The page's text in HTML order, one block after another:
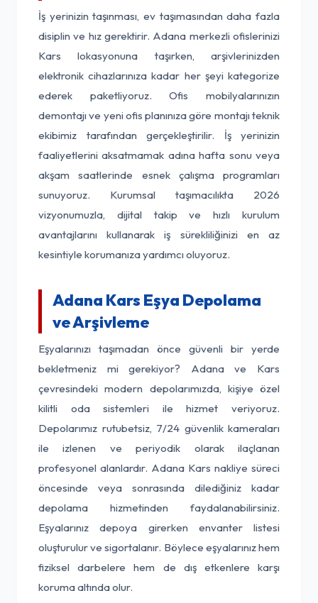
İş yerinizin taşınması, ev taşımasından daha fazla
disiplin ve hız gerektirir. Adana merkezli ofislerinizi
Kars lokasyonuna taşırken, arşivlerinizden
elektronik cihazlarınıza kadar her şeyi kategorize
ederek paketliyoruz. Ofis mobilyalarınızın
demontajı ve yeni ofis planınıza göre montajı teknik
ekibimiz tarafından gerçekleştirilir. İş yerinizin
faaliyetlerini aksatmamak adına hafta sonu veya
akşam saatlerinde esnek çalışma programları
sunuyoruz. Kurumsal taşımacılıkta 2026
vizyonumuzla, dijital takip ve hızlı kurulum
avantajlarını kullanarak iş sürekliliğinizi en az
kesintiyle korumanıza yardımcı oluyoruz.
Adana Kars Eşya Depolama
ve Arşivleme
Eşyalarınızı taşımadan önce güvenli bir yerde
bekletmeniz mi gerekiyor? Adana ve Kars
çevresindeki modern depolarımızda, kişiye özel
kilitli oda sistemleri ile hizmet veriyoruz.
Depolarımız rutubetsiz, 7/24 güvenlik kameraları
ile izlenen ve periyodik olarak ilaçlanan
profesyonel alanlardır. Adana Kars nakliye süreci
öncesinde veya sonrasında dilediğiniz kadar
depolama hizmetinden faydalanabilirsiniz.
Eşyalarınız depoya girerken envanter listesi
oluşturulur ve sigortalanır. Böylece eşyalarınız hem
fiziksel darbelere hem de dış etkenlere karşı
koruma altında olur.